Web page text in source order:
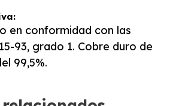
en conformidad con las
93, grado 1. Cobre duro de
99,5%.